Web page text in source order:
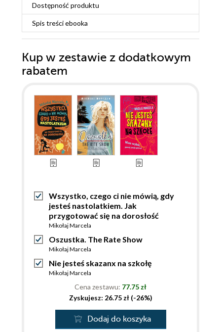
Dostępność produktu
Spis treściebooka
Kup w zestawie z dodatkowym
rabatem
Wszystko, czego ci nie mówią, gdy
jesteś nastolatkiem. Jak
przygotować się na dorosłość
Mikołaj Marcela
Oszustka. The Rate Show
Mikołaj Marcela
Nie jesteś skazanx na szkołę
Mikołaj Marcela
Cena zestawu: 77.75 zł
Zyskujesz: 26.75 zł (-26%)
Dodaj do koszyka